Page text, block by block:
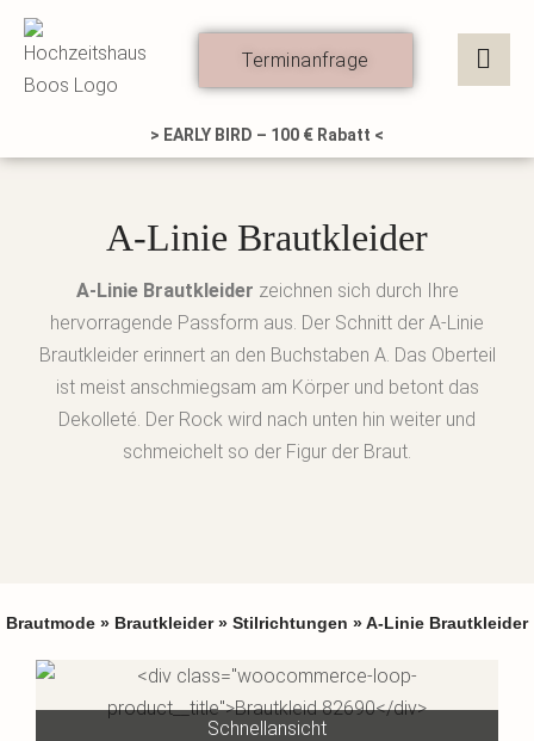
Zum
Inhalt
springen
Terminanfrage
> EARLY BIRD – 100 € Rabatt <
A-Linie Brautkleider
A-Linie Brautkleider zeichnen sich durch Ihre
hervorragende Passform aus. Der Schnitt der A-Linie
Brautkleider erinnert an den Buchstaben A. Das Oberteil
ist meist anschmiegsam am Körper und betont das
Dekolleté. Der Rock wird nach unten hin weiter und
schmeichelt so der Figur der Braut.
Brautmode » Brautkleider» Stilrichtungen » A-Linie Brautkleider
Schnellansicht